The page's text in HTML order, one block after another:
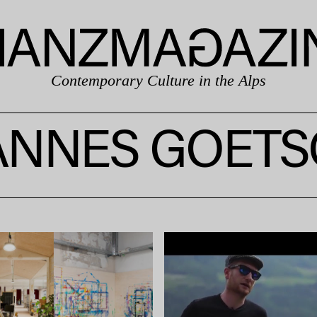
Contemporary Culture in the Alps